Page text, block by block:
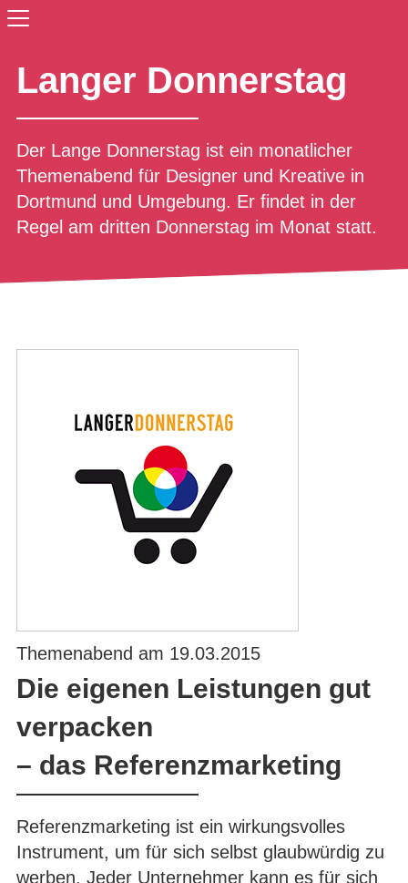
Langer Donnerstag
Der Lange Donnerstag ist ein monatlicher
Themenabend für Designer und Kreative in
Dortmund und Umgebung. Er findet in der
Regel am dritten Donnerstag im Monat statt.
Themenabend am 19.03.2015
Die eigenen Leistungen gut
verpacken
– das Referenzmarketing
Referenzmarketing ist ein wirkungsvolles
Instrument, um für sich selbst glaubwürdig zu
werben. Jeder Unternehmer kann es für sich